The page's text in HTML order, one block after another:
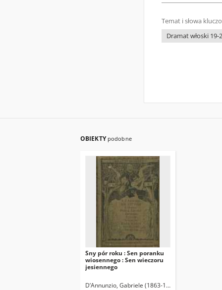
Temat i słowa
Dramat włoski 19-
OBIEKTY podobne
Sny pór roku : Sen poranku
wiosennego : Sen wieczoru
jesiennego
D’Annunzio, Gabriele (1863-1938)